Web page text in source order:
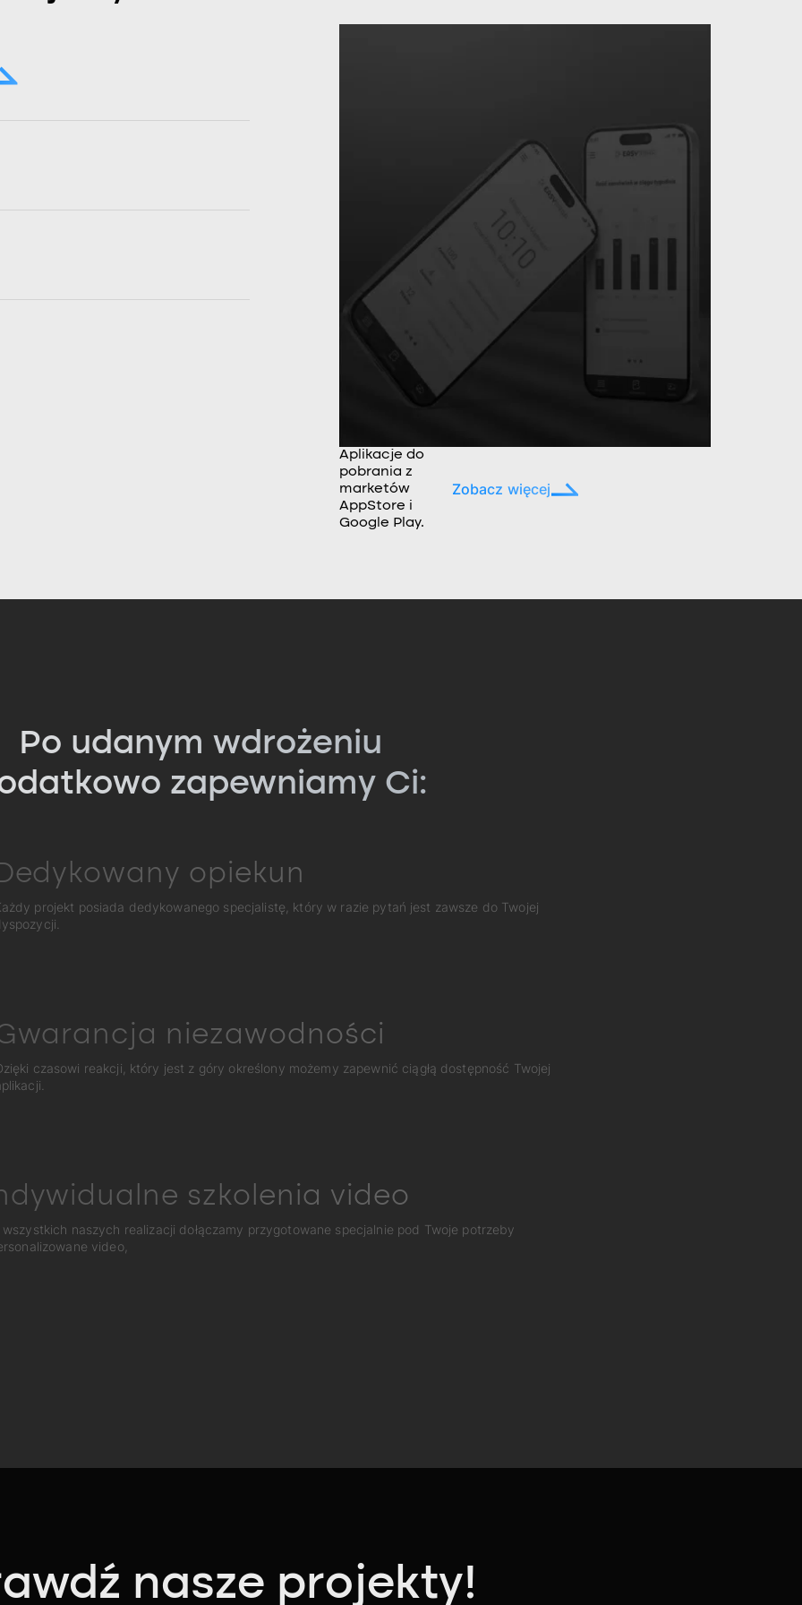
Aplikacje do
pobrania z
marketów
AppStore i
Google Play.
Zobacz więcej
Po udanym wdrożeniu
zapewniamy Ci:
opiekun
projekt posiada dedykowanego specjalistę, który w razie pytań jest zawsze do Twojej
niezawodności
czasowi reakcji, który jest z góry określony możemy zapewnić ciągłą dostępność Twojej
szkolenia video
wszystkich naszych realizacji dołączamy przygotowane specjalnie pod Twoje potrzeby
video,
nasze projekty!